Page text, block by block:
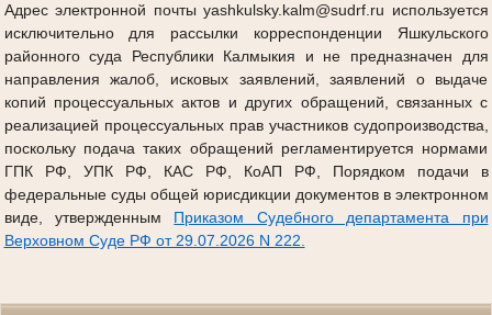
Адрес электронной почты yashkulsky.kalm@sudrf.ru используется
исключительно для рассылки корреспонденции Яшкульского
районного суда Республики Калмыкия и не предназначен для
направления жалоб, исковых заявлений, заявлений о выдаче
копий процессуальных актов и других обращений, связанных с
реализацией процессуальных прав участников судопроизводства,
поскольку подача таких обращений регламентируется нормами
ГПК РФ, УПК РФ, КАС РФ, КоАП РФ, Порядком подачи в
федеральные суды общей юрисдикции документов в электронном
виде, утвержденным Приказом Судебного департамента при
Верховном Суде РФ от 29.07.2026 N 222.